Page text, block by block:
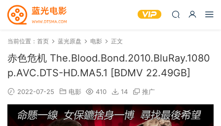
当前位置： 首页 蓝光原盘 电影 正文
赤色危机 The.Blood.Bond.2010.BluRay.1080
p.AVC.DTS-HD.MA5.1 [BDMV 22.49GB]
2022-07-25 电影 410 14 推广